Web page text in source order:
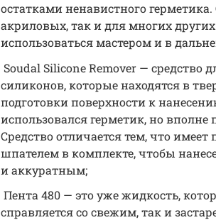
остатками ненавистного
акриловых, так и для многих
использоваться мастером и в
Soudal Silicone Remover — средство
силиконов, которые находятся в
подготовки поверхности к
использовался герметик, но
Средство отличается тем, что
шпателем в комплекте, чтобы
и аккуратным;
Пента 480 — это уже жидкость,
справляется со свежим, так и